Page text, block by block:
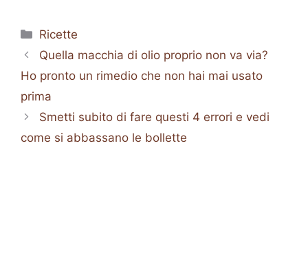
Categorie
Ricette
Quella macchia di olio proprio non va via?
Ho pronto un rimedio che non hai mai usato
prima
Smetti subito di fare questi 4 errori e vedi
come si abbassano le bollette